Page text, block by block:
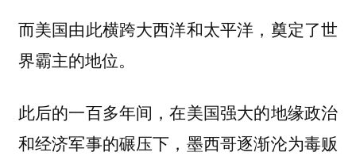
而美国由此横跨大西洋和太平洋，奠定了世
界霸主的地位。
此后的一百多年间，在美国强大的地缘政治
和经济军事的碾压下，墨西哥逐渐沦为毒贩